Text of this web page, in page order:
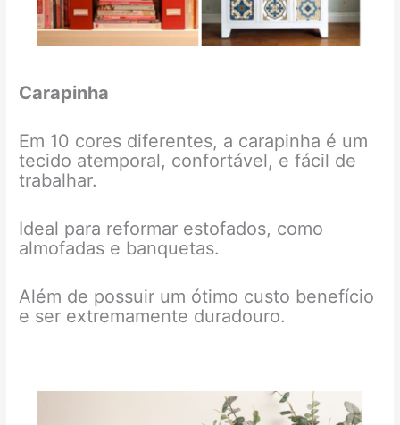
Carapinha
Em 10 cores diferentes, a carapinha é um
tecido atemporal, confortável, e fácil de
trabalhar.
Ideal para reformar estofados, como
almofadas e banquetas.
Além de possuir um ótimo custo benefício
e ser extremamente duradouro.